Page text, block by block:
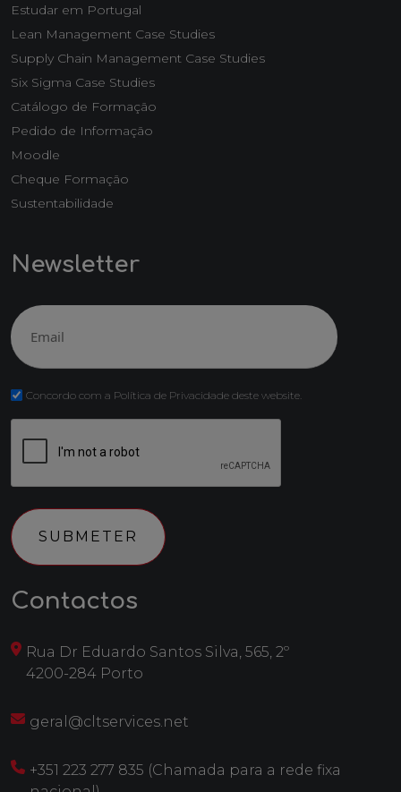
Estudar em Portugal
Lean Management Case Studies
Supply Chain Management Case Studies
Six Sigma Case Studies
Catálogo de Formação
Pedido de Informação
Moodle
Cheque Formação
Sustentabilidade
Newsletter
Email
(Obrigatório)
Concordo com a Política de Privacidade deste website.
Contactos
Rua Dr Eduardo Santos Silva, 565, 2º
4200-284 Porto
geral@cltservices.net
+351 223 277 835 (Chamada para a rede fixa